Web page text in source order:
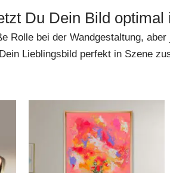
Du Dein Bild optimal
Rolle bei der Wandgestaltung,
Lieblingsbild perfekt in Szene